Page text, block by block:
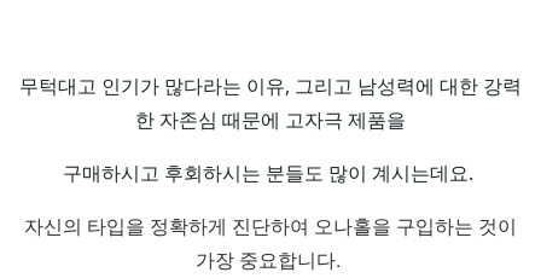
무턱대고 인기가 많다라는 이유, 그리고 남성력에 대한 강력
한 자존심 때문에 고자극 제품을
구매하시고 후회하시는 분들도 많이 계시는데요.
자신의 타입을 정확하게 진단하여 오나홀을 구입하는 것이
가장 중요합니다.